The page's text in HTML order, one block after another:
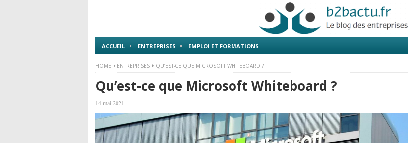
ACCUEIL ENTREPRISES EMPLOI ET FORMATIONS
HOME ENTREPRISES QU’EST-CE QUE MICROSOFT WHITEBOARD ?
Qu’est-ce que Microsoft Whiteboard ?
14 mai 2021